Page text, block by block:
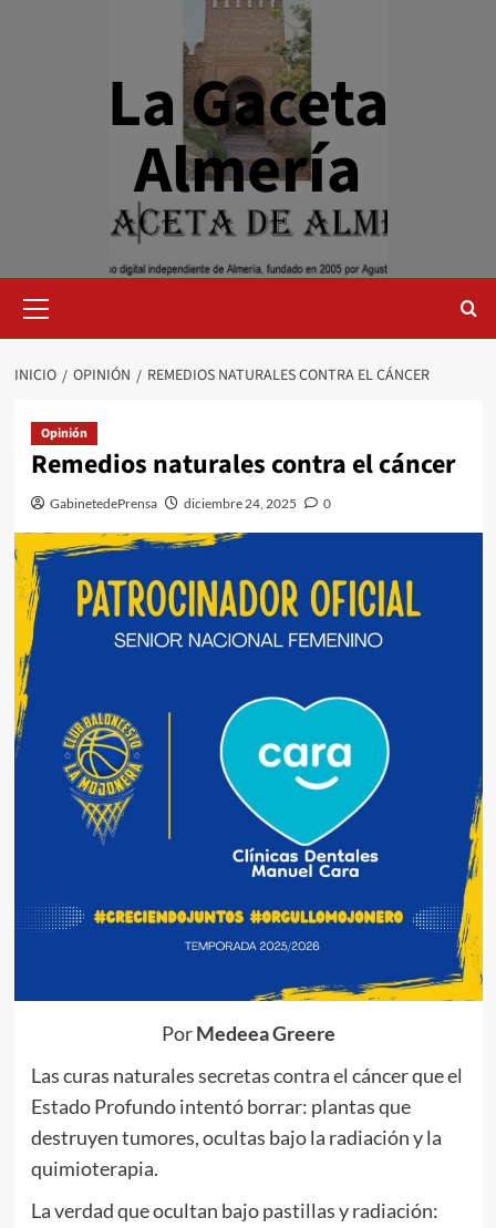
La Gaceta
Almería
primario
INICIO OPINIÓN REMEDIOS NATURALES CONTRA EL CÁNCER
Opinión
Remedios naturales contra el cáncer
GabinetedePrensa diciembre 24, 2025 0
PorMedeea Greere
Las curas naturales secretas contra el cáncer que el
Estado Profundo intentó borrar: plantas que
destruyen tumores, ocultas bajo la radiación y la
quimioterapia.
La verdad que ocultan bajo pastillas y radiación: